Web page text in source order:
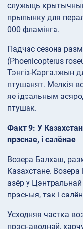
служыць
прыпынку для
000 фламінга.
Падчас сезона
(Phoenicopterus
Тэнгіз-Каргалжын
птушанят. Мелкія
яе ідэальным
птушак.
Факт 9: У
прэснае, і салёнае
Возера Балхаш,
Казахстане.
азёр у Цэнтральнай
прэсныя, так і
Усходняя частка
прэснаводнай,